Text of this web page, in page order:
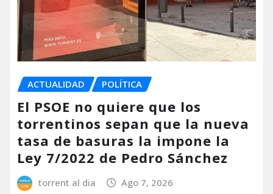
ACTUALIDAD POLÍTICA
El PSOE no quiere que los
torrentinos sepan que la nueva
tasa de basuras la impone la
Ley 7/2022 de Pedro Sánchez
torrent al dia Ago 7, 2026